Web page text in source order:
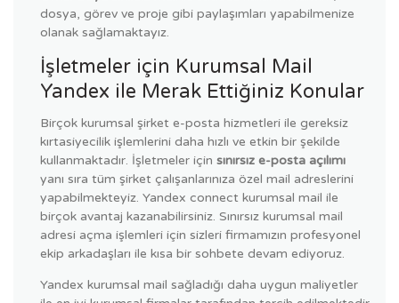
dosya, görev ve proje gibi paylaşımları yapabilmenize
olanak sağlamaktayız.
İşletmeler için Kurumsal Mail
Yandex ile Merak Ettiğiniz Konular
Birçok kurumsal şirket e-posta hizmetleri ile gereksiz
kırtasiyecilik işlemlerini daha hızlı ve etkin bir şekilde
kullanmaktadır. İşletmeler için sınırsız e-posta açılımı
yanı sıra tüm şirket çalışanlarınıza özel mail adreslerini
yapabilmekteyiz. Yandex connect kurumsal mail ile
birçok avantaj kazanabilirsiniz. Sınırsız kurumsal mail
adresi açma işlemleri için sizleri firmamızın profesyonel
ekip arkadaşları ile kısa bir sohbete devam ediyoruz.
Yandex kurumsal mail sağladığı daha uygun maliyetler